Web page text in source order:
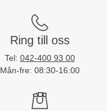
Ring till oss
Tel: 042-400 93 00
Mån-fre: 08:30-16:00